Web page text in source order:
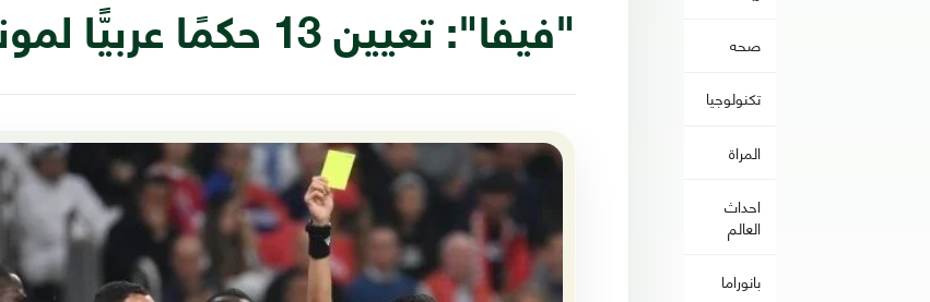
صحه
تكنولوجيا
المراة
احداث
العالم
بانوراما
"فيفا": تعيين 13 حكمًا عربيًّا لمونديال الأندية